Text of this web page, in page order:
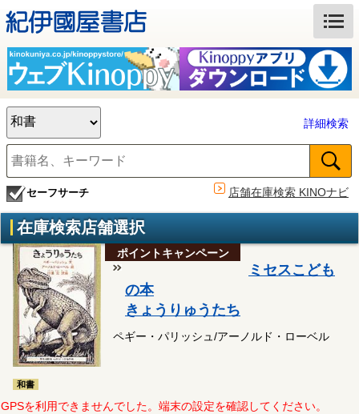
詳細検索
セーフサーチ 店舗在庫検索 KINOナビ
在庫検索店舗選択
和書
ポイントキャンペーン
ミセスこども
の本
きょうりゅうたち
ペギー・パリッシュ/アーノルド・ローベル
GPSを利用できませんでした。端末の設定を確認してください。